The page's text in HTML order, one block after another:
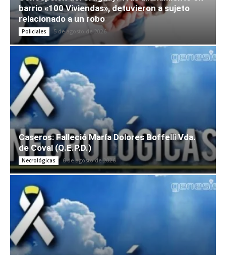
barrio «100 Viviendas», detuvieron a sujeto
relacionado a un robo
Policiales 5 de agosto de 2026
Caseros: Falleció María Dolores Boffelli Vda.
de Coval (Q.E.P.D.)
Necrológicas 6 de agosto de 2026